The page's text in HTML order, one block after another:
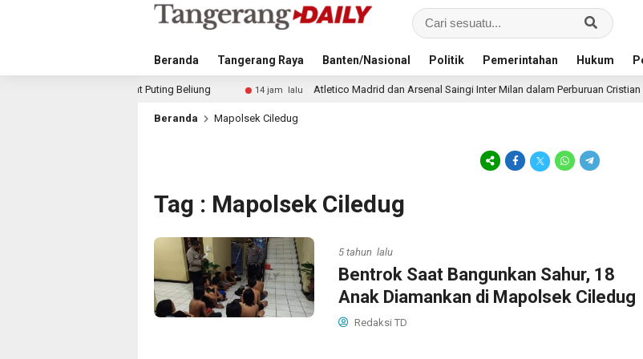
Beranda Tangerang Raya Banten/Nasional Politik Pemerintahan Hukum
14 jam lalu Atletico Madrid dan Arsenal Saingi Inter Milan dalam Perburuan Cristian Romero, Transfer Bek
Beranda Mapolsek Ciledug
Tag : Mapolsek Ciledug
5 tahun lalu
Bentrok Saat Bangunkan Sahur, 18
Anak Diamankan di Mapolsek Ciledug
Redaksi TD